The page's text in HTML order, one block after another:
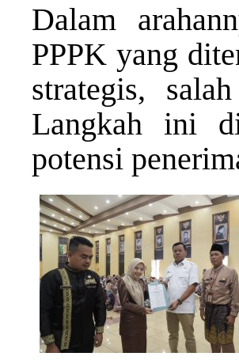
Dalam
PPPK yang
strategis,
Langkah ini
potensi